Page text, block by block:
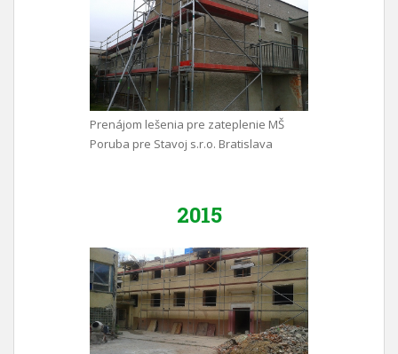
Prenájom lešenia pre zateplenie MŠ
Poruba pre Stavoj s.r.o. Bratislava
2015